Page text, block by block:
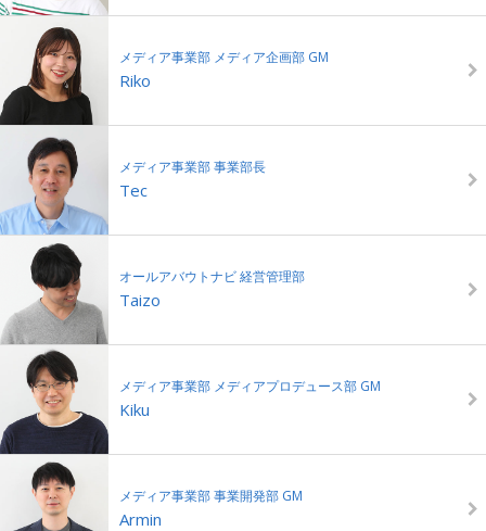
メディア事業部 メディア企画部 GM
Riko
メディア事業部 事業部長
Tec
オールアバウトナビ 経営管理部
Taizo
メディア事業部 メディアプロデュース部 GM
Kiku
メディア事業部 事業開発部 GM
Armin